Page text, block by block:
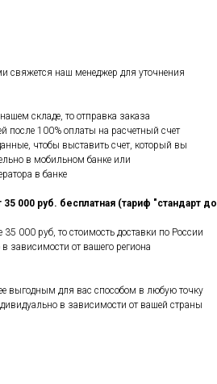
свяжется наш менеджер для уточнения
складе, то отправка заказа
после 100% оплаты на расчетный счет
чтобы выставить счет, который вы
в мобильном банке или
в банке
000 руб. бесплатная (тариф "стандарт до
000 руб, то стоимость доставки по России
зависимости от вашего региона
выгодным для вас способом в любую точку
в зависимости от вашей страны